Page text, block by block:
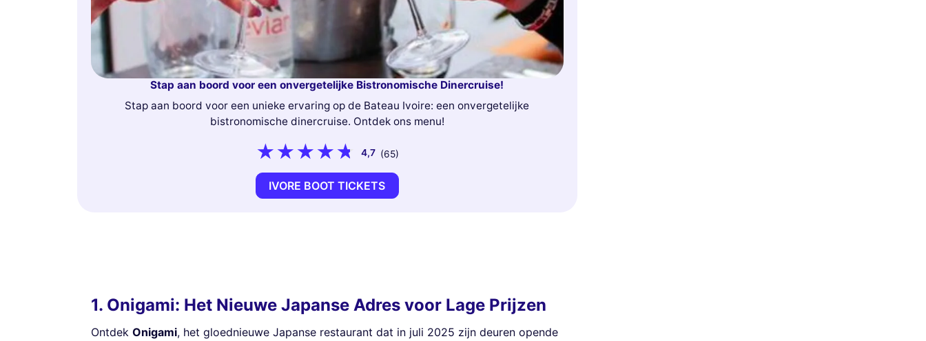
Stap aan boord voor een onvergetelijke Bistronomische Dinercruise!
Stap aan boord voor een unieke ervaring op de Bateau Ivoire: een onvergetelijke
bistronomische dinercruise. Ontdek ons menu!
4,7 (65)
IVORE BOOT TICKETS
1. Onigami: Het Nieuwe Japanse Adres voor Lage Prijzen
Ontdek Onigami, het gloednieuwe Japanse restaurant dat in juli 2025 zijn deuren opende